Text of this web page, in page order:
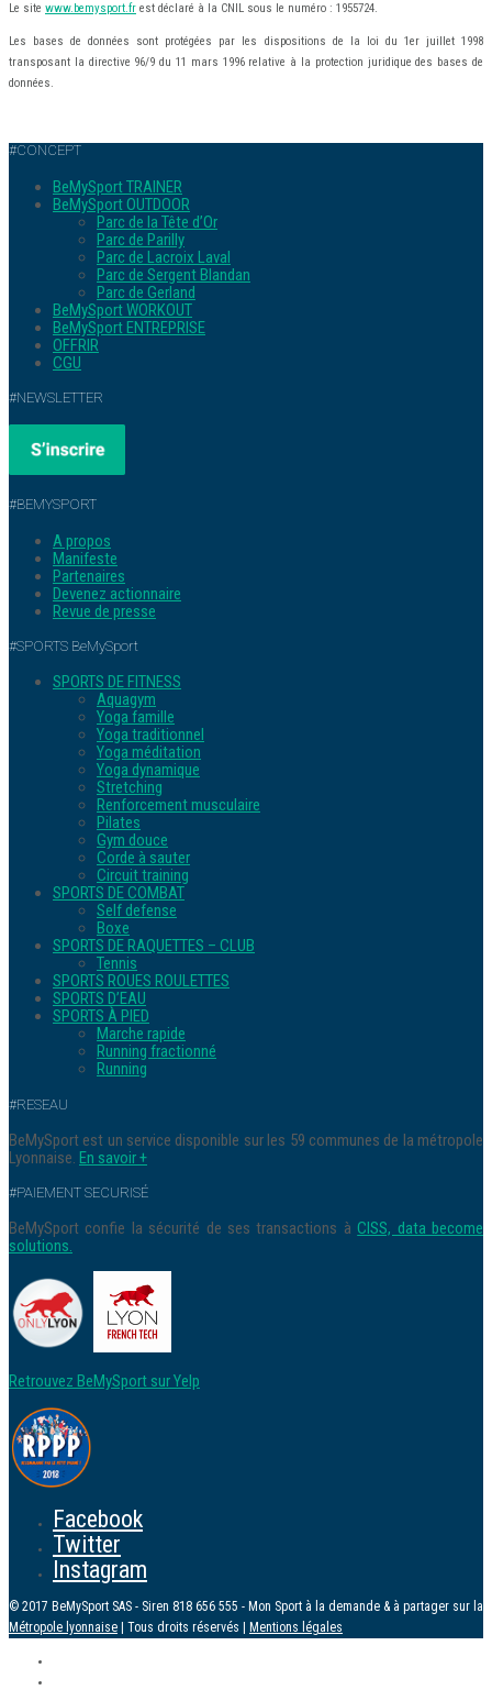
Le site www.bemysport.fr est déclaré à la CNIL sous le numéro : 1955724.
Les bases de données sont protégées par les dispositions de la loi du 1er juillet 1998
transposant la directive 96/9 du 11 mars 1996 relative à la protection juridique des bases de
données.
#CONCEPT
BeMySport TRAINER
BeMySport OUTDOOR
Parc de la Tête d’Or
Parc de Parilly
Parc de Lacroix Laval
Parc de Sergent Blandan
Parc de Gerland
BeMySport WORKOUT
BeMySport ENTREPRISE
OFFRIR
CGU
#NEWSLETTER
#BEMYSPORT
A propos
Manifeste
Partenaires
Devenez actionnaire
Revue de presse
#SPORTS BeMySport
SPORTS DE FITNESS
Aquagym
Yoga famille
Yoga traditionnel
Yoga méditation
Yoga dynamique
Stretching
Renforcement musculaire
Pilates
Gym douce
Corde à sauter
Circuit training
SPORTS DE COMBAT
Self defense
Boxe
SPORTS DE RAQUETTES – CLUB
Tennis
SPORTS ROUES ROULETTES
SPORTS D’EAU
SPORTS À PIED
Marche rapide
Running fractionné
Running
#RESEAU
BeMySport est un service disponible sur les 59 communes de la métropole
Lyonnaise. En savoir +
#PAIEMENT SECURISÉ
BeMySport confie la sécurité de ses transactions àCISS, data become
solutions.
Retrouvez BeMySport sur Yelp
Facebook
Twitter
Instagram
© 2017 BeMySport SAS - Siren 818 656 555 - Mon Sport à la demande & à partager sur la
Métropole lyonnaise | Tous droits réservés | Mentions légales